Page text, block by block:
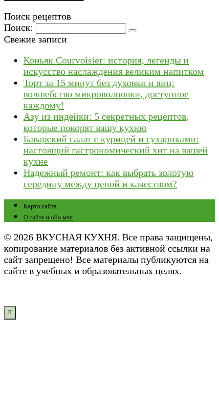
Поиск рецептов
Поиск:
Свежие записи
Коньяк Courvoisier: история, легенды и
искусство наслаждения великим напитком
Торт за 15 минут без духовки и яиц:
волшебство микроволновки, доступное
каждому!
Азу из индейки: 5 секретных рецептов,
которые покорят вашу кухню
Баварский салат с курицей и сухариками:
настоящий гастрономический хит на вашей
кухне
Надежный ремонт: как выбрать золотую
середину между ценой и качеством?
Карта сайта
О сайте и обо мне
© 2026 ВКУСНАЯ КУХНЯ. Все права защищены,
копирование материалов без активной ссылки на
сайт запрещено! Все материалы публикуются на
сайте в учебных и образовательных целях.